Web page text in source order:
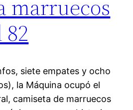
marruecos
siete empates y ocho
la Máquina ocupó el
camiseta de marruecos